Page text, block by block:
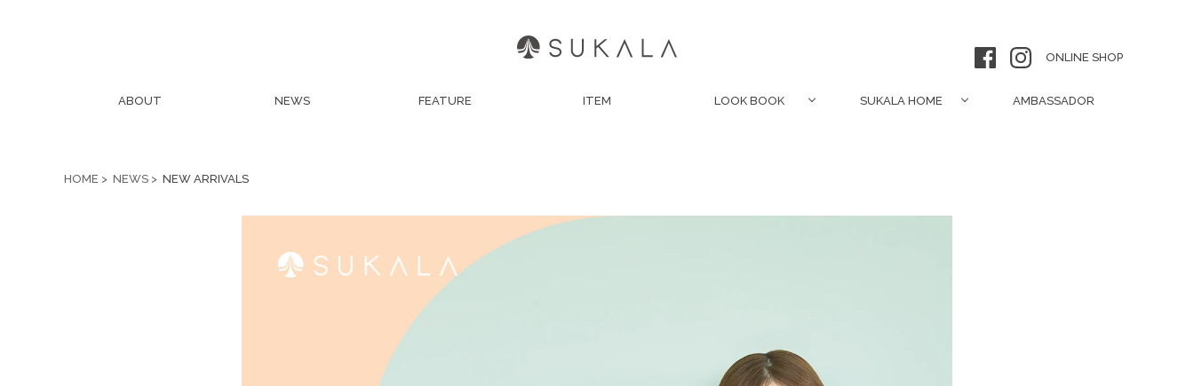
ONLINE SHOP
ABOUT NEWS FEATURE ITEM LOOK BOOK SUKALA HOME AMBASSADOR
HOME NEWS NEW ARRIVALS